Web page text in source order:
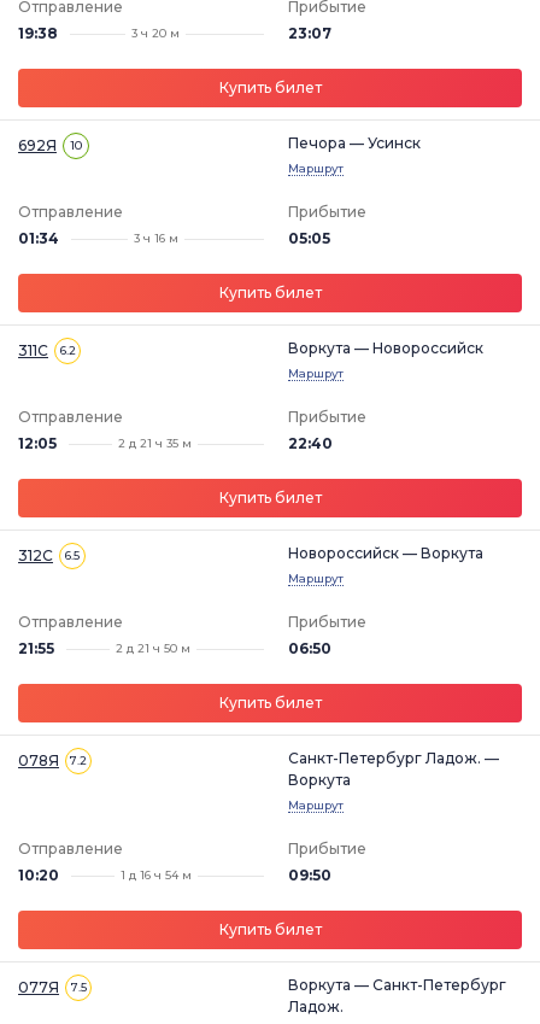
Отправление
19:38
3 ч 20 м
Прибытие
23:07
Купить билет
692Я 10 Печора — Усинск
Маршрут
Отправление
01:34
3 ч 16 м
Прибытие
05:05
Купить билет
311С 6.2 Воркута — Новороссийск
Маршрут
Отправление
12:05
2 д 21 ч 35 м
Прибытие
22:40
Купить билет
312С 6.5 Новороссийск — Воркута
Маршрут
Отправление
21:55
2 д 21 ч 50 м
Прибытие
06:50
Купить билет
078Я 7.2
Санкт-Петербург Ладож. —
Воркута
Маршрут
Отправление
10:20
1 д 16 ч 54 м
Прибытие
09:50
Купить билет
077Я 7.5
Воркута — Санкт-Петербург
Ладож.